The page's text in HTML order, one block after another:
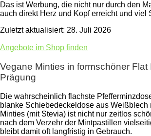
Das ist Werbung, die nicht nur durch den
auch direkt Herz und Kopf erreicht und viel
Zuletzt aktualisiert: 28. Juli 2026
Angebote im Shop finden
Vegane Minties in formschöner Flat
Prägung
Die wahrscheinlich flachste
blanke Schiebedeckeldose aus Weißblech
Minties (mit Stevia) ist nicht nur zeitlos
nach dem Verzehr der Mintpastillen
bleibt damit oft langfristig in Gebrauch.